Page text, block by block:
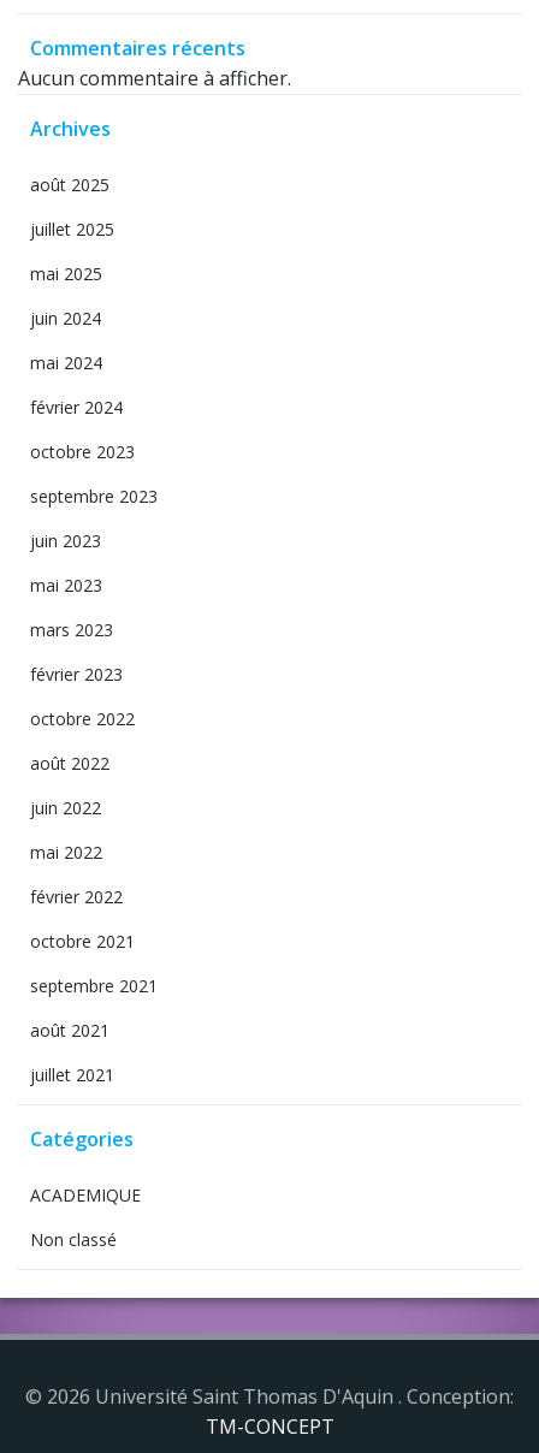
Commentaires récents
Aucun commentaire à afficher.
Archives
août 2025
juillet 2025
mai 2025
juin 2024
mai 2024
février 2024
octobre 2023
septembre 2023
juin 2023
mai 2023
mars 2023
février 2023
octobre 2022
août 2022
juin 2022
mai 2022
février 2022
octobre 2021
septembre 2021
août 2021
juillet 2021
Catégories
ACADEMIQUE
Non classé
© 2026 Université Saint Thomas D'Aquin . Conception:
TM-CONCEPT